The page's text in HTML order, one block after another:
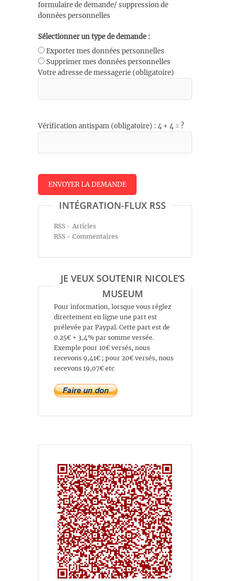
formulaire de demande/ suppression de
données personnelles
Sélectionner un type de demande :
Exporter mes données personnelles
Supprimer mes données personnelles
Votre adresse de messagerie (obligatoire)
Vérification antispam (obligatoire) : 4 + 4 = ?
INTÉGRATION-FLUX RSS
RSS - Articles
RSS - Commentaires
JE VEUX SOUTENIR NICOLE’S
MUSEUM
Pour information, lorsque vous réglez
directement en ligne une part est
prélevée par Paypal. Cette part est de
0.25€ + 3,4% par somme versée.
Exemple pour 10€ versés, nous
recevons 9,41€ ; pour 20€ versés, nous
recevons 19,07€ etc